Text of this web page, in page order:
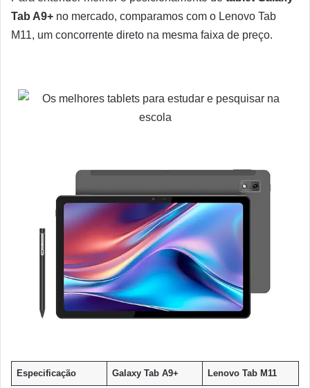
Tab A9+ no mercado, comparamos com o Lenovo Tab
M11, um concorrente direto na mesma faixa de preço.
Especificação Galaxy Tab A9+ Lenovo Tab M11